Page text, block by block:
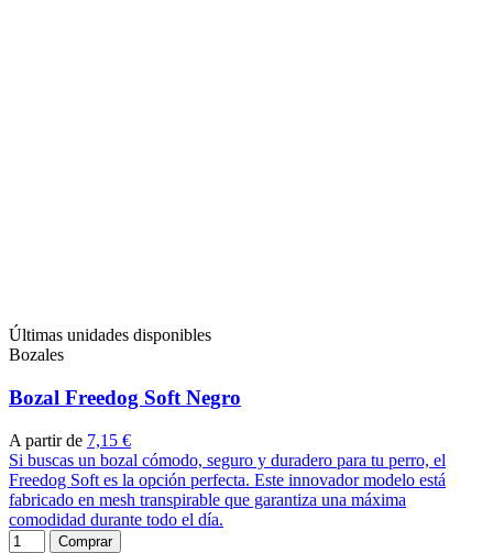
Últimas unidades disponibles
Bozales
Bozal Freedog Soft Negro
A partir de 7,15 €
Si buscas un bozal cómodo, seguro y duradero para tu perro, el
Freedog Soft es la opción perfecta. Este innovador modelo está
fabricado en mesh transpirable que garantiza una máxima
comodidad durante todo el día.
Comprar